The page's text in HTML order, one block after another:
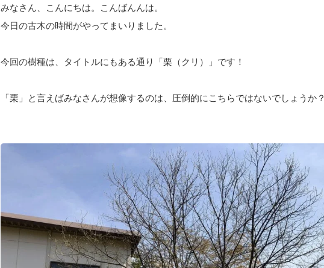
みなさん、こんにちは。こんばんんは。
今日の古木の時間がやってまいりました。
今回の樹種は、タイトルにもある通り「栗（クリ）」です！
「栗」と言えばみなさんが想像するのは、圧倒的にこちらではないでしょうか？